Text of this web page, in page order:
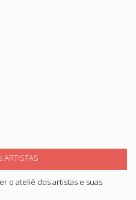
ARTISTAS
o ateliê dos artistas e suas